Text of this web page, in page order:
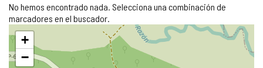
No hemos encontrado nada. Selecciona una combinación de
marcadores en el buscador.
Saltar
mapa
+
−